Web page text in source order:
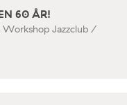
60 ÅR!
Workshop Jazzclub /